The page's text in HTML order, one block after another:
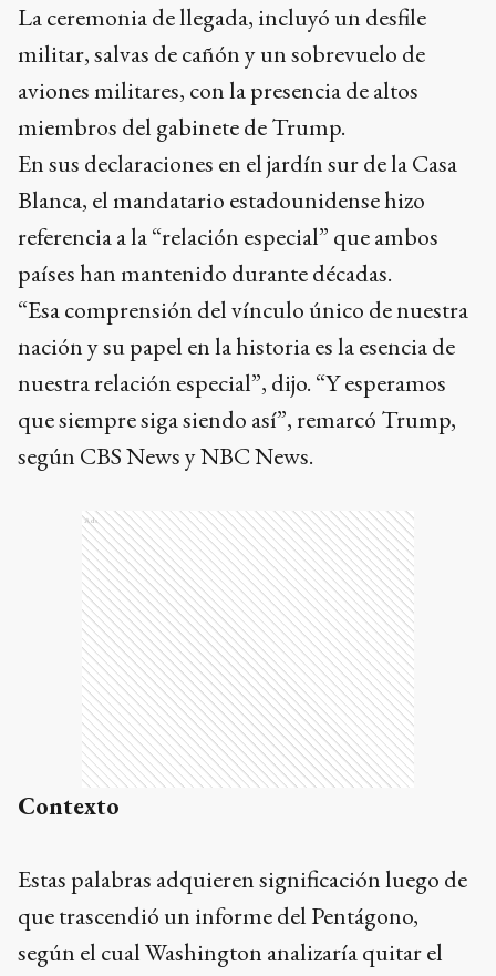
La ceremonia de llegada, incluyó un desfile
militar, salvas de cañón y un sobrevuelo de
aviones militares, con la presencia de altos
miembros del gabinete de Trump.
En sus declaraciones en el jardín sur de la Casa
Blanca, el mandatario estadounidense hizo
referencia a la “relación especial” que ambos
países han mantenido durante décadas.
“Esa comprensión del vínculo único de nuestra
nación y su papel en la historia es la esencia de
nuestra relación especial”, dijo. “Y esperamos
que siempre siga siendo así”, remarcó Trump,
según CBS News y NBC News.
Ads
Contexto
Estas palabras adquieren significación luego de
que trascendió un informe del Pentágono,
según el cual Washington analizaría quitar el